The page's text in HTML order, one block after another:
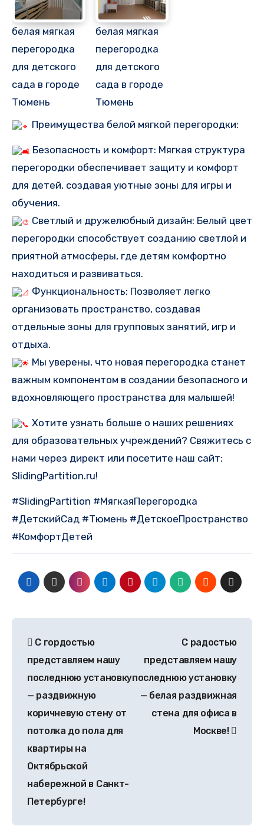
белая мягкая
перегородка
для детского
сада в городе
Тюмень
белая мягкая
перегородка
для детского
сада в городе
Тюмень
Преимущества белой мягкой перегородки:
Безопасность и комфорт: Мягкая структура
перегородки обеспечивает защиту и комфорт
для детей, создавая уютные зоны для игры и
обучения.
Светлый и дружелюбный дизайн: Белый цвет
перегородки способствует созданию светлой и
приятной атмосферы, где детям комфортно
находиться и развиваться.
Функциональность: Позволяет легко
организовать пространство, создавая
отдельные зоны для групповых занятий, игр и
отдыха.
Мы уверены, что новая перегородка станет
важным компонентом в создании безопасного и
вдохновляющего пространства для малышей!
Хотите узнать больше о наших решениях
для образовательных учреждений? Свяжитесь с
нами через директ или посетите наш сайт:
SlidingPartition.ru!
#SlidingPartition #МягкаяПерегородка
#ДетскийСад #Тюмень #ДетскоеПространство
#КомфортДетей
С гордостью
представляем нашу
последнюю установку
— раздвижную
коричневую стену от
потолка до пола для
квартиры на
Октябрьской
набережной в Санкт-
Петербурге!
С радостью
представляем нашу
последнюю установку
— белая раздвижная
стена для офиса в
Москве!